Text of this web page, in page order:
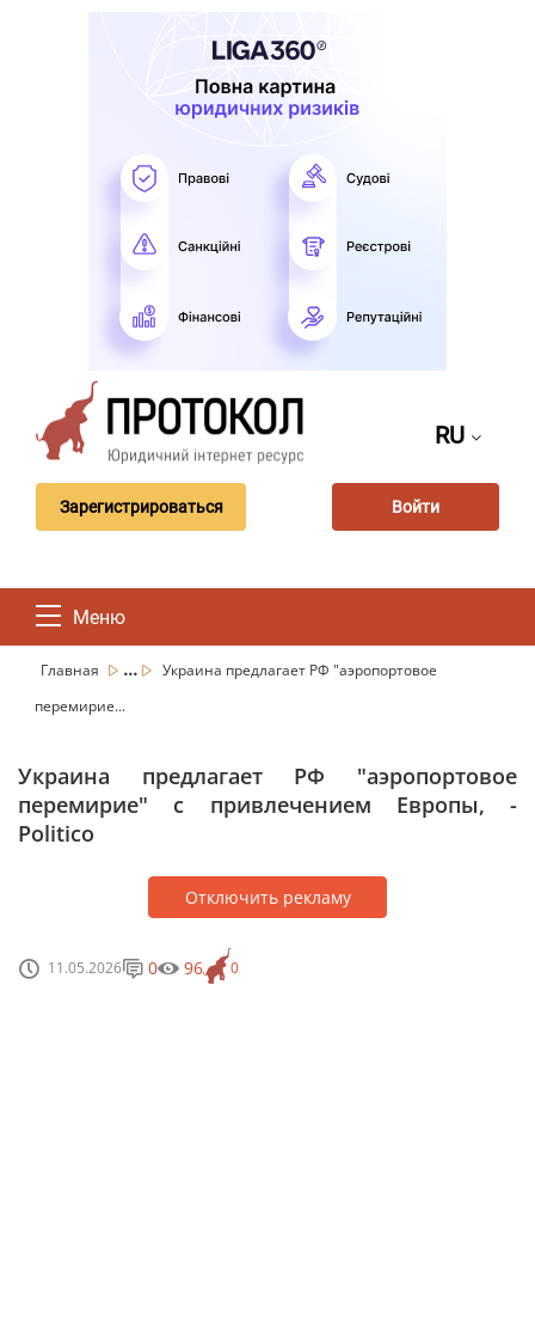
RU
Зарегистрироваться Войти
Меню
Главная ...
Украина предлагает РФ "аэропортовое
перемирие...
Украина предлагает РФ "аэропортовое
перемирие" с привлечением Европы, -
Politico
Отключить рекламу
11.05.2026 0
0 96